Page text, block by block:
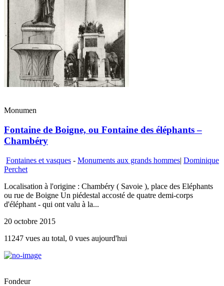
Monumen
Fontaine de Boigne, ou Fontaine des éléphants –
Chambéry
Fontaines et vasques - Monuments aux grands hommes| Dominique
Perchet
Localisation à l'origine : Chambéry ( Savoie ), place des Eléphants
ou rue de Boigne Un piédestal accosté de quatre demi-corps
d'éléphant - qui ont valu à la...
20 octobre 2015
11247 vues au total, 0 vues aujourd'hui
Fondeur